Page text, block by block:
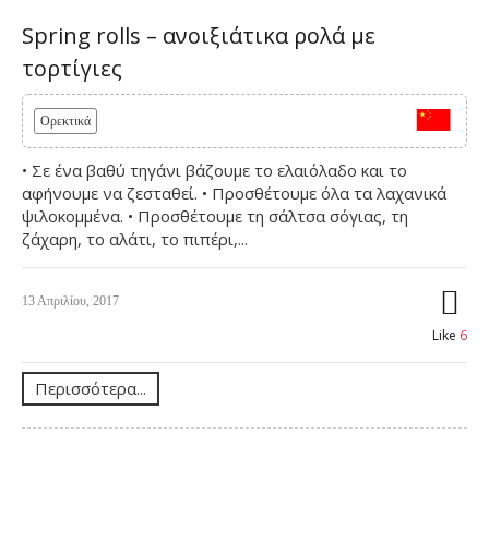
Spring rolls – ανοιξιάτικα ρολά με
τορτίγιες
Ορεκτικά
• Σε ένα βαθύ τηγάνι βάζουμε το ελαιόλαδο και το
αφήνουμε να ζεσταθεί. • Προσθέτουμε όλα τα λαχανικά
ψιλοκομμένα. • Προσθέτουμε τη σάλτσα σόγιας, τη
ζάχαρη, το αλάτι, το πιπέρι,...
13 Απριλίου, 2017
Like 6
Περισσότερα...